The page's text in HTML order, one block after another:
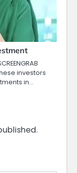
investors
in…